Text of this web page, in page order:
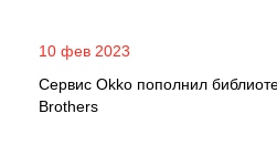
10 фев 2023
Сервис Okko пополнил
Brothers